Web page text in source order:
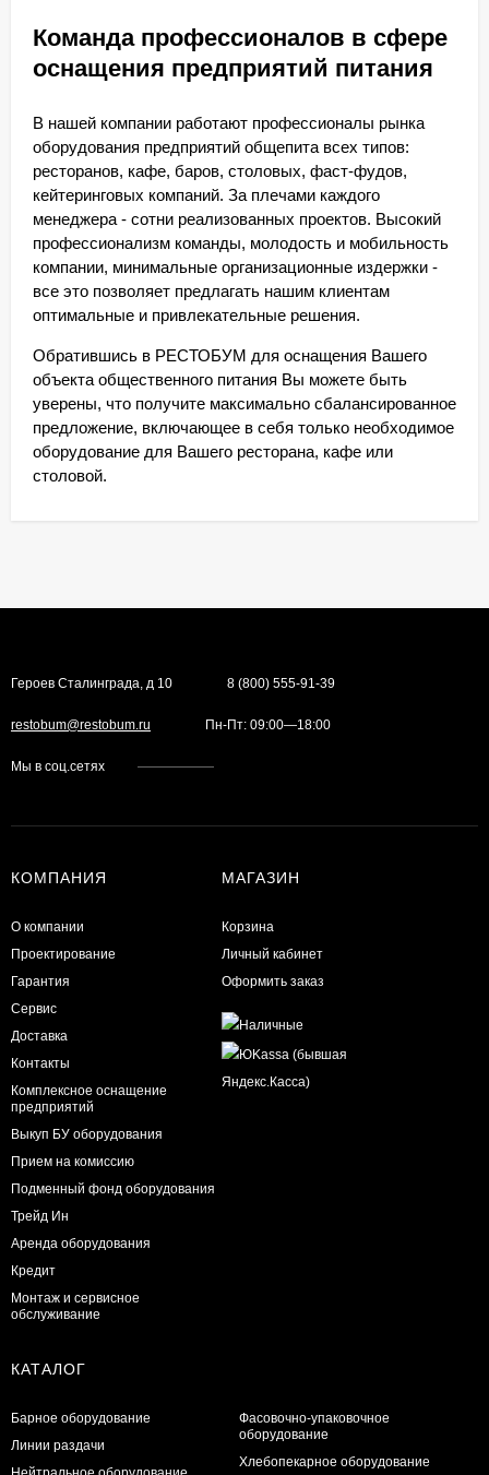
Команда профессионалов в сфере
оснащения предприятий питания
В нашей компании работают профессионалы рынка
оборудования предприятий общепита всех типов:
ресторанов, кафе, баров, столовых, фаст-фудов,
кейтеринговых компаний. За плечами каждого
менеджера - сотни реализованных проектов. Высокий
профессионализм команды, молодость и мобильность
компании, минимальные организационные издержки -
все это позволяет предлагать нашим клиентам
оптимальные и привлекательные решения.
Обратившись в РЕСТОБУМ для оснащения Вашего
объекта общественного питания Вы можете быть
уверены, что получите максимально сбалансированное
предложение, включающее в себя только необходимое
оборудование для Вашего ресторана, кафе или
столовой.
Героев Сталинграда, д 10 8 (800) 555-91-39
restobum@restobum.ru Пн-Пт: 09:00—18:00
Мы в соц.сетях
КОМПАНИЯ
О компании
Проектирование
Гарантия
Сервис
Доставка
Контакты
Комплексное оснащение
предприятий
Выкуп БУ оборудования
Прием на комиссию
Подменный фонд оборудования
Трейд Ин
Аренда оборудования
Кредит
Монтаж и сервисное
обслуживание
МАГАЗИН
Корзина
Личный кабинет
Оформить заказ
КАТАЛОГ
Барное оборудование
Линии раздачи
Фасовочно-упаковочное
оборудование
Хлебопекарное оборудование